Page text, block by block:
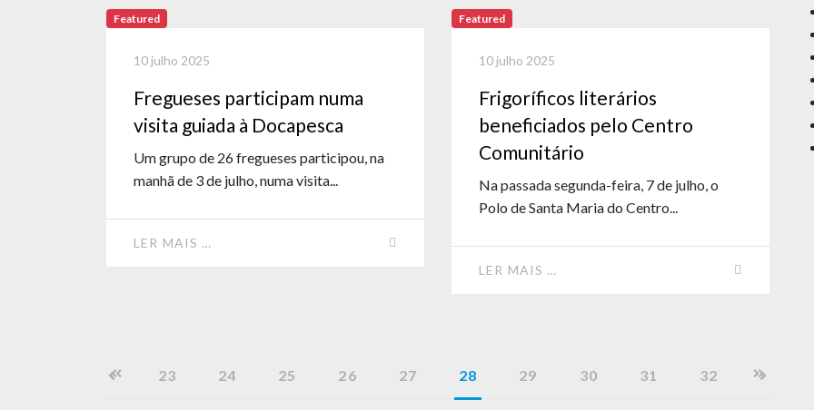
Featured
Fregueses participam numa
visita guiada à Docapesca
10 julho 2025
Um grupo de 26 fregueses participou, na
manhã de 3 de julho, numa visita...
LER MAIS …
Featured
Frigoríficos literários
beneficiados pelo Centro
Comunitário
10 julho 2025
Na passada segunda-feira, 7 de julho, o
Polo de Santa Maria do Centro...
LER MAIS …
23 24 25 26 27 28 29 30 31 32